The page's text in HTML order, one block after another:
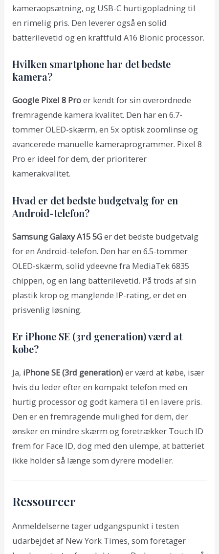
kameraopsætning, og USB-C hurtigopladning til
en rimelig pris. Den leverer også en solid
batterilevetid og en kraftfuld A16 Bionic processor.
Hvilken smartphone har det bedste
kamera?
Google Pixel 8 Proer kendt for sin overordnede
fremragende kamera kvalitet. Den har en 6.7-
tommer OLED-skærm, en 5x optisk zoomlinse og
avancerede manuelle kameraprogrammer. Pixel 8
Pro er ideel for dem, der prioriterer
kamerakvalitet.
Hvad er det bedste budgetvalg for en
Android-telefon?
Samsung Galaxy A15 5Ger det bedste budgetvalg
for en Android-telefon. Den har en 6.5-tommer
OLED-skærm, solid ydeevne fra MediaTek 6835
chippen, og en lang batterilevetid. På trods af sin
plastik krop og manglende IP-rating, er det en
prisvenlig løsning.
Er iPhone SE (3rd generation) værd at
købe?
Ja, iPhone SE (3rd generation)er værd at købe, især
hvis du leder efter en kompakt telefon med en
hurtig processor og godt kamera til en lavere pris.
Den er en fremragende mulighed for dem, der
ønsker en mindre skærm og foretrækker Touch ID
frem for Face ID, dog med den ulempe, at batteriet
ikke holder så længe som dyrere modeller.
Ressourcer
Anmeldelserne tager udgangspunkt i testen
udarbejdet af New York Times, som foretager